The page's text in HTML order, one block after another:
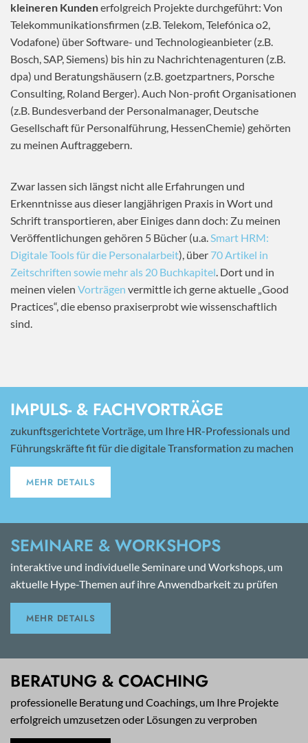
kleineren Kundenerfolgreich Projekte durchgeführt: Von
Telekommunikationsfirmen (z.B. Telekom, Telefónica o2,
Vodafone) über Software- und Technologieanbieter (z.B.
Bosch, SAP, Siemens) bis hin zu Nachrichtenagenturen (z.B.
dpa) und Beratungshäusern (z.B. goetzpartners, Porsche
Consulting, Roland Berger). Auch Non-profit Organisationen
(z.B. Bundesverband der Personalmanager, Deutsche
Gesellschaft für Personalführung, HessenChemie) gehörten
zu meinen Auftraggebern.
Zwar lassen sich längst nicht alle Erfahrungen und
Erkenntnisse aus dieser langjährigen Praxis in Wort und
Schrift transportieren, aber Einiges dann doch: Zu meinen
Veröffentlichungen gehören 5 Bücher (u.a.Smart HRM:
Digitale Tools für die Personalarbeit), über 70 Artikel in
Zeitschriften sowie mehr als 20 Buchkapitel. Dort und in
meinen vielen Vorträgen vermittle ich gerne aktuelle „Good
Practices“, die ebenso praxiserprobt wie wissenschaftlich
sind.
IMPULS- & FACHVORTRÄGE
zukunftsgerichtete Vorträge, um Ihre HR-Professionals und
Führungskräfte fit für die digitale Transformation zu machen
MEHR DETAILS
SEMINARE & WORKSHOPS
interaktive und individuelle Seminare und Workshops, um
aktuelle Hype-Themen auf ihre Anwendbarkeit zu prüfen
MEHR DETAILS
BERATUNG & COACHING
professionelle Beratung und Coachings, um Ihre Projekte
erfolgreich umzusetzen oder Lösungen zu verproben